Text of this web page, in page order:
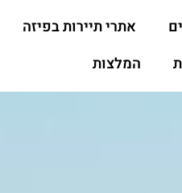
אתרי תיירות בפיזה
המלצות